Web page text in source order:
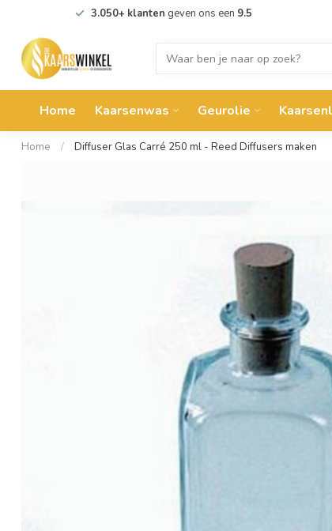
3.050+ klanten geven ons een 9.5
Home Kaarsenwas Geurolie
Home / Diffuser Glas Carré 250 ml - Reed Diffusers maken